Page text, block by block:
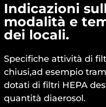
Indicazioni
modalità e
dei locali.
Specifiche attività di
chiusi,ad esempio
dotati di filtri HEPA
quantità diaerosol.